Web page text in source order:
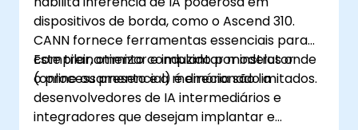
dispositivos de borda, como o Ascend 310.
CANN fornece ferramentas essenciais para
compilar, otimizar e implantar modelos onde
o processamento e a memória são limitados.
Este treinamento conduzido por instrutor
(online ou presencial) é direcionado a
desenvolvedores de IA intermediários e
integradores que desejam implantar e